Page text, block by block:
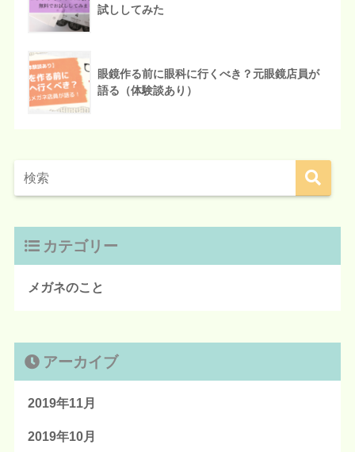
試ししてみた
眼鏡作る前に眼科に行くべき？元眼鏡店員が
語る（体験談あり）
カテゴリー
メガネのこと
アーカイブ
2019年11月
2019年10月